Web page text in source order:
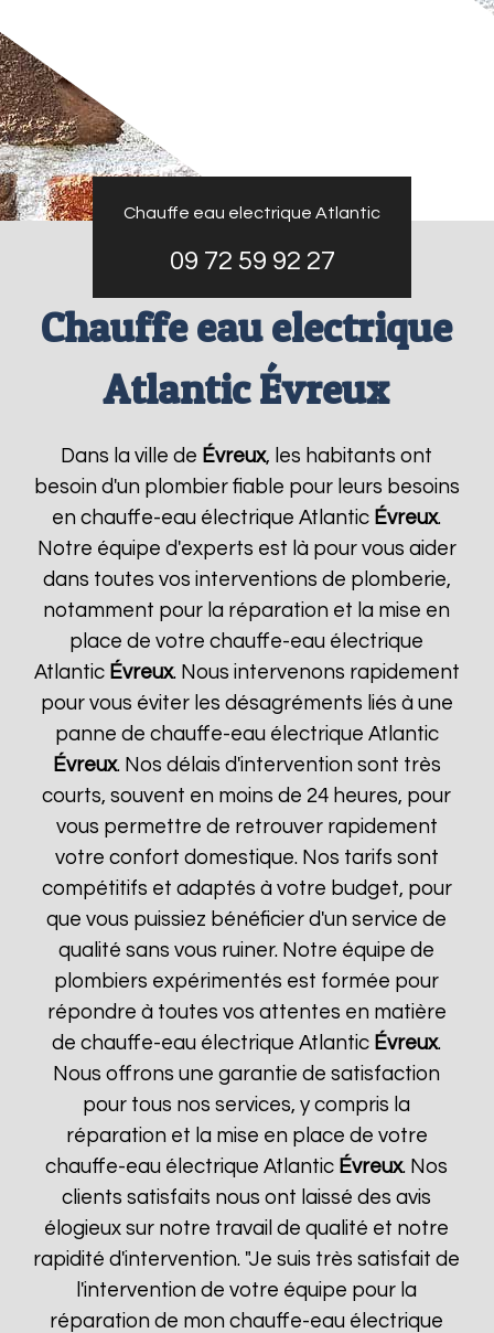
Chauffe eau electrique Atlantic
09 72 59 92 27
Chauffe eau electrique
Atlantic Évreux
Dans la ville de Évreux, les habitants ont
besoin d'un plombier fiable pour leurs besoins
en chauffe-eau électrique Atlantic Évreux.
Notre équipe d'experts est là pour vous aider
dans toutes vos interventions de plomberie,
notamment pour la réparation et la mise en
place de votre chauffe-eau électrique
Atlantic Évreux. Nous intervenons rapidement
pour vous éviter les désagréments liés à une
panne de chauffe-eau électrique Atlantic
Évreux. Nos délais d'intervention sont très
courts, souvent en moins de 24 heures, pour
vous permettre de retrouver rapidement
votre confort domestique. Nos tarifs sont
compétitifs et adaptés à votre budget, pour
que vous puissiez bénéficier d'un service de
qualité sans vous ruiner. Notre équipe de
plombiers expérimentés est formée pour
répondre à toutes vos attentes en matière
de chauffe-eau électrique Atlantic Évreux.
Nous offrons une garantie de satisfaction
pour tous nos services, y compris la
réparation et la mise en place de votre
chauffe-eau électrique Atlantic Évreux. Nos
clients satisfaits nous ont laissé des avis
élogieux sur notre travail de qualité et notre
rapidité d'intervention. "Je suis très satisfait de
l'intervention de votre équipe pour la
réparation de mon chauffe-eau électrique